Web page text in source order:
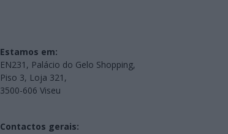
Estamos em:
EN231, Palácio do Gelo Shopping,
Piso 3, Loja 321,
3500-606 Viseu
Contactos gerais: